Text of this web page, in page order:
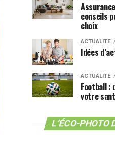
conseils
choix
ACTUALITE
Idées
ACTUALITE
Football :
votre
L’ÉCO-PHOTO